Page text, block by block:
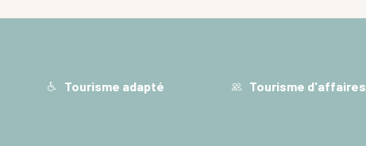
Tourisme adapté Tourisme d'affaires